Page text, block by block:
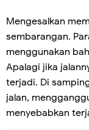
Mengesalkan
sembarangan.
menggunakan
Apalagi jika
terjadi. Di
jalan,
menyebabkan